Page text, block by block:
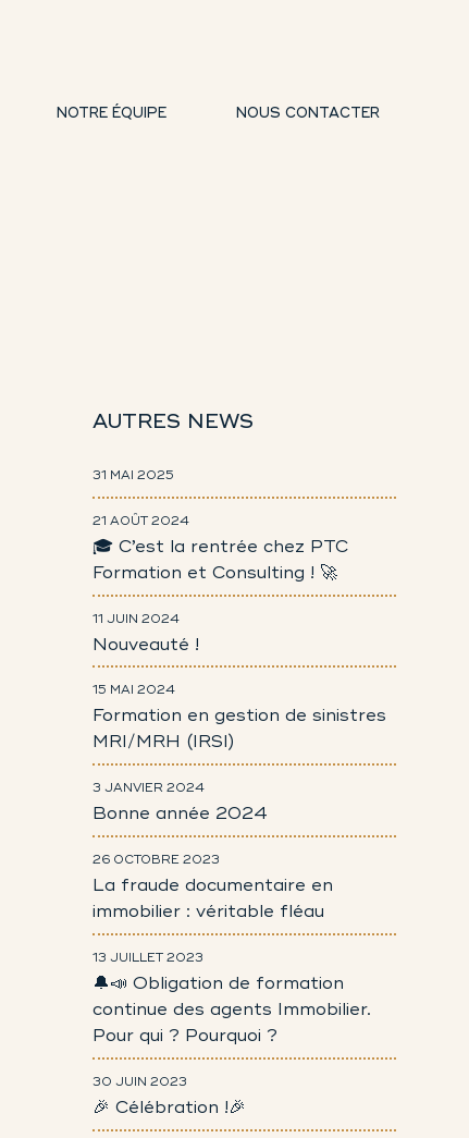
NOTRE ÉQUIPE NOUS CONTACTER
AUTRES NEWS
31 MAI 2025
21 AOÛT 2024
🎓 C’est la rentrée chez PTC
Formation et Consulting ! 🚀
11 JUIN 2024
Nouveauté !
15 MAI 2024
Formation en gestion de sinistres
MRI/MRH (IRSI)
3 JANVIER 2024
Bonne année 2024
26 OCTOBRE 2023
La fraude documentaire en
immobilier : véritable fléau
13 JUILLET 2023
🔔📣 Obligation de formation
continue des agents Immobilier.
Pour qui ? Pourquoi ?
30 JUIN 2023
🎉 Célébration !🎉